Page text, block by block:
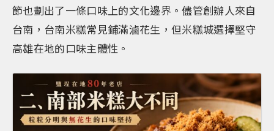
節也劃出了一條口味上的文化邊界。儘管創辦人來自
台南，台南米糕常見鋪滿滷花生，但米糕城選擇堅守
高雄在地的口味主體性。